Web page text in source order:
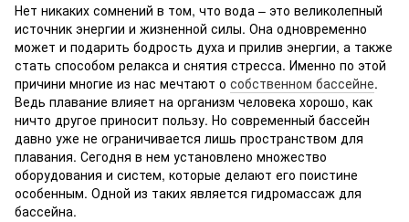
Нет никаких сомнений в том, что вода – это великолепный
источник энергии и жизненной силы. Она одновременно
может и подарить бодрость духа и прилив энергии, а также
стать способом релакса и снятия стресса. Именно по этой
причини многие из нас мечтают о собственном бассейне.
Ведь плавание влияет на организм человека хорошо, как
ничто другое приносит пользу. Но современный бассейн
давно уже не ограничивается лишь пространством для
плавания. Сегодня в нем установлено множество
оборудования и систем, которые делают его поистине
особенным. Одной из таких является гидромассаж для
бассейна.